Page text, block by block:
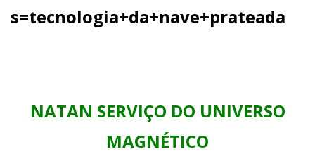
s=tecnologia+da+nave+prateada
NATAN SERVIÇO DO UNIVERSO
MAGNÉTICO